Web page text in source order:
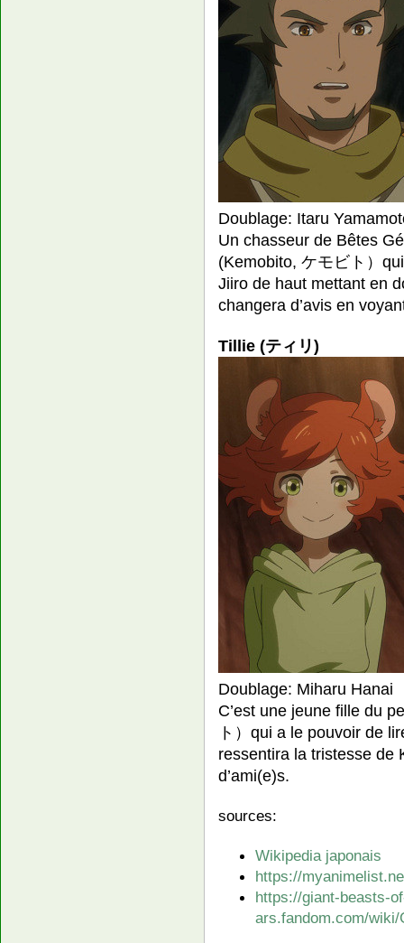
Doublage: Itaru
Un chasseur de Bêtes
(Kemobito, ケモビト）
Jiiro de haut mettant en
changera d’avis en
Tillie (ティリ)
Doublage: Miharu Hanai
C’est une jeune fille du
ト）qui a le pouvoir de
ressentira la tristesse de
d’ami(e)s.
sources:
Wikipedia japonais
https://
https://giant-beasts-
ars.fandom.com/